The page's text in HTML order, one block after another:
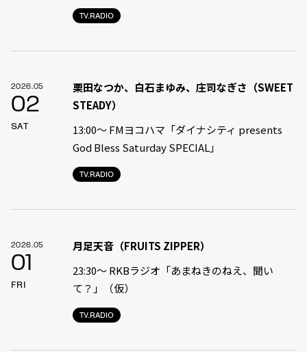
TV.RADIO
2026.05
02
SAT
TV.RADIO
栗田なつか、白石まゆみ、庄司なぎさ（SWEET
STEADY）
13:00〜 FMヨコハマ「ダイナシティ presents
God Bless Saturday SPECIAL」
2026.05
01
FRI
TV.RADIO
月足天音（FRUITS ZIPPER）
23:30〜 RKBラジオ「あまねきのねえ、聞い
て？」（仮）